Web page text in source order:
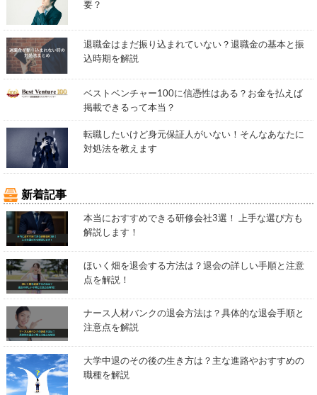
要？
退職金はまだ振り込まれていない？退職金の基本と振
込時期を解説
ベストベンチャー100に信憑性はある？お金を払えば
掲載できるって本当？
転職したいけど身元保証人がいない！そんなあなたに
対処法を教えます
新着記事
本当におすすめできる研修会社3選！ 上手な選び方も
解説します！
ほいく畑を退会する方法は？退会の詳しい手順と注意
点を解説！
ナース人材バンクの退会方法は？具体的な退会手順と
注意点を解説
大学中退のその後の生き方は？主な進路やおすすめの
職種を解説